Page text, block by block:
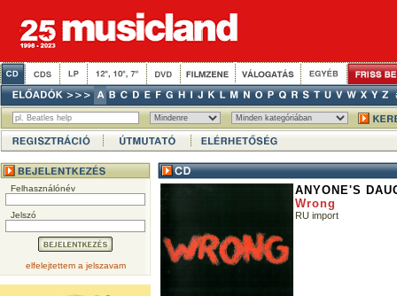
Felhasználónév
Jelszó
elfelejtettem a jelszavam
ANYONE'S
Wrong
RU import